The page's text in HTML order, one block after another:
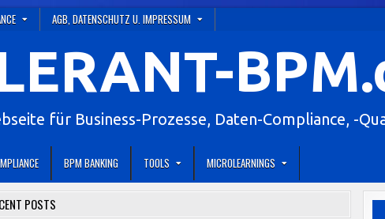
AGB, DATENSCHUTZ U. IMPRESSUM
für Business-Prozesse, Daten-Compliance, -
BPM BANKING TOOLS MICROLEARNINGS
POSTS